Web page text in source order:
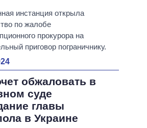
инстанция открыла
по жалобе
прокурора на
приговор пограничнику.
обжаловать в
суде
главы
в Украине